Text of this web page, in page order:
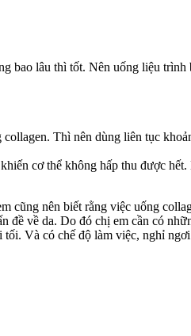
bao lâu thì tốt. Nên uống liệu
Thì nên dùng liên tục
cơ thể không hấp thu được hết.
cũng nên biết rằng việc uống
về da. Do đó chị em cần có
tối. Và có chế độ làm việc, nghỉ